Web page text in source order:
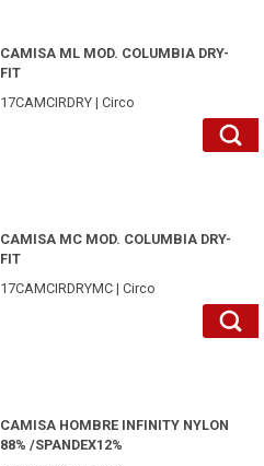
CAMISA ML MOD. COLUMBIA DRY-
FIT
17CAMCIRDRY | Circo
CAMISA MC MOD. COLUMBIA DRY-
FIT
17CAMCIRDRYMC | Circo
CAMISA HOMBRE INFINITY NYLON
88% /SPANDEX12%